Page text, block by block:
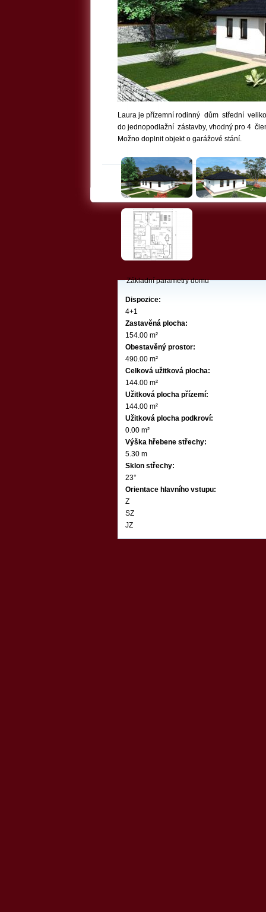
Laura je přízemní rodinný dům střední
do jednopodlažní zástavby, vhodný pro 4
Možno doplnit objekt o garážové stání.
Základní parametry domu
Dispozice:
4+1
Zastavěná plocha:
154.00 m²
Obestavěný prostor:
490.00 m²
Celková užitková plocha:
144.00 m²
Užitková plocha přízemí:
144.00 m²
Užitková plocha podkroví:
0.00 m²
Výška hřebene střechy:
5.30 m
Sklon střechy:
23°
Orientace hlavního vstupu:
Z
SZ
JZ